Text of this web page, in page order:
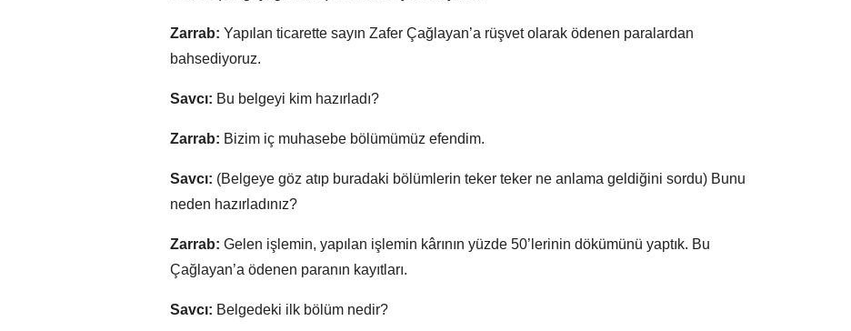
Zarrab: Yapılan ticarette sayın Zafer Çağlayan’a rüşvet olarak ödenen paralardan
bahsediyoruz.
Savcı: Bu belgeyi kim hazırladı?
Zarrab: Bizim iç muhasebe bölümümüz efendim.
Savcı: (Belgeye göz atıp buradaki bölümlerin teker teker ne anlama geldiğini sordu) Bunu
neden hazırladınız?
Zarrab: Gelen işlemin, yapılan işlemin kârının yüzde 50’lerinin dökümünü yaptık. Bu
Çağlayan’a ödenen paranın kayıtları.
Savcı: Belgedeki ilk bölüm nedir?